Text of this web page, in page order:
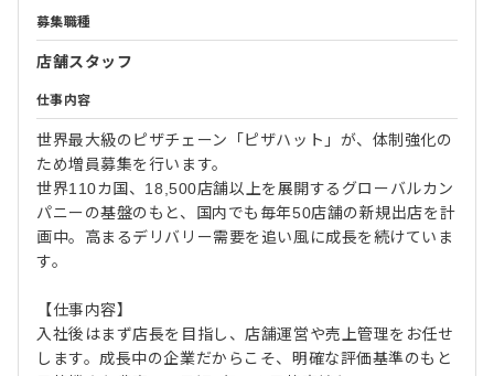
募集職種
店舗スタッフ
仕事内容
世界最大級のピザチェーン「ピザハット」が、体制強化の
ため増員募集を行います。
世界110カ国、18,500店舗以上を展開するグローバルカン
パニーの基盤のもと、国内でも毎年50店舗の新規出店を計
画中。高まるデリバリー需要を追い風に成長を続けていま
す。
【仕事内容】
入社後はまず店長を目指し、店舗運営や売上管理をお任せ
します。成長中の企業だからこそ、明確な評価基準のもと